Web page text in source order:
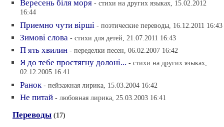
Вересень бiля моря - стихи на других языках, 15.02.2012
16:44
Приемно чути вiршi - поэтические переводы, 16.12.2011 16:43
Зимовi слова - стихи для детей, 21.07.2011 16:43
П ять хвилин - переделки песен, 06.02.2007 16:42
Я до тебе простягну долонi... - стихи на других языках,
02.12.2005 16:41
Ранок - пейзажная лирика, 15.03.2004 16:42
Не питай - любовная лирика, 25.03.2003 16:41
Переводы (17)